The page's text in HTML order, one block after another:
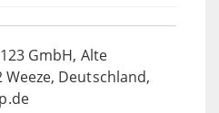
GmbH, Alte
Deutschland,